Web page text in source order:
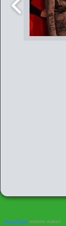
website maken